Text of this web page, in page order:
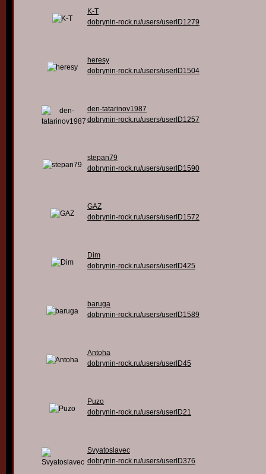
K-T
dobrynin-rock.ru/users/userID1279
heresy
dobrynin-rock.ru/users/userID1504
den-tatarinov1987
dobrynin-rock.ru/users/userID1257
stepan79
dobrynin-rock.ru/users/userID1590
GAZ
dobrynin-rock.ru/users/userID1572
Dim
dobrynin-rock.ru/users/userID425
baruga
dobrynin-rock.ru/users/userID1589
Antoha
dobrynin-rock.ru/users/userID45
Puzo
dobrynin-rock.ru/users/userID21
Svyatoslavec
dobrynin-rock.ru/users/userID376